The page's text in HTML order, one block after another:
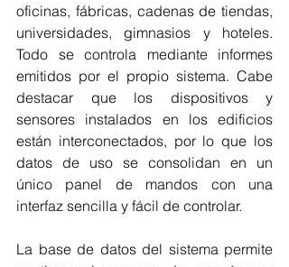
oficinas, fábricas, cadenas de tiendas,
universidades, gimnasios y hoteles.
Todo se controla mediante informes
emitidos por el propio sistema. Cabe
destacar que los dispositivos y
sensores instalados en los edificios
están interconectados, por lo que los
datos de uso se consolidan en un
único panel de mandos con una
interfaz sencilla y fácil de controlar.
La base de datos del sistema permite